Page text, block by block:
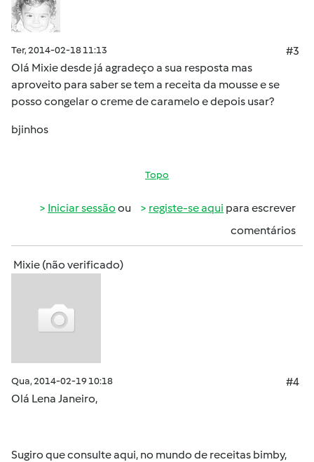
Ter, 2014-02-18 11:13
#3
Olá Mixie desde já agradeço a sua resposta mas
aproveito para saber se tem a receita da mousse e se
posso congelar o creme de caramelo e depois usar?
bjinhos
Topo
Iniciar sessão ou registe-se aqui para escrever
comentários
Mixie (não verificado)
Qua, 2014-02-19 10:18
#4
Olá Lena Janeiro,
Sugiro que consulte aqui, no mundo de receitas bimby,